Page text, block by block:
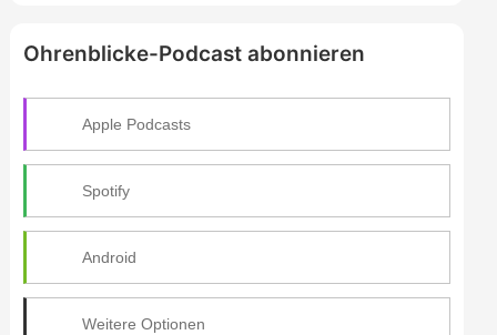
n
a
:
Ohrenblicke-Podcast abonnieren
Apple Podcasts
Spotify
Android
Weitere Optionen